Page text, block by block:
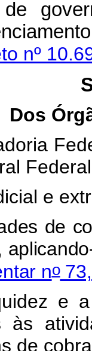
nº
Dos
e
de
no73,
e
às
de